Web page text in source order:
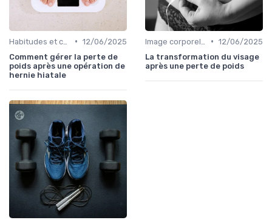
• 12/06/2025
Comment gérer la perte de
poids après une opération de
hernie hiatale
• 12/06/2025
La transformation du visage
après une perte de poids